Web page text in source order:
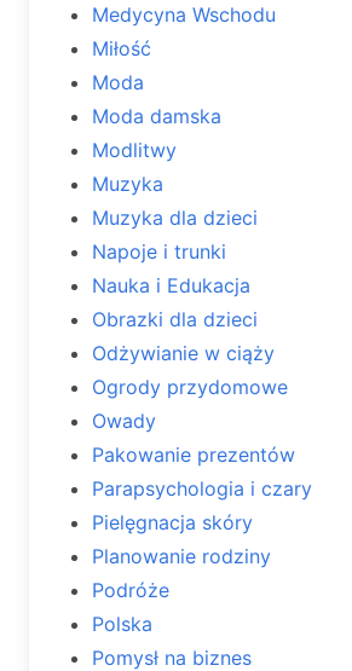
Medycyna Wschodu
Miłość
Moda
Moda damska
Modlitwy
Muzyka
Muzyka dla dzieci
Napoje i trunki
Nauka i Edukacja
Obrazki dla dzieci
Odżywianie w ciąży
Ogrody przydomowe
Owady
Pakowanie prezentów
Parapsychologia i czary
Pielęgnacja skóry
Planowanie rodziny
Podróże
Polska
Pomysł na biznes